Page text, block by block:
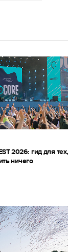
2026: гид для
ничего